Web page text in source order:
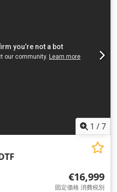
ハンドル - インターフェース:
OMP 60 - 4 番目の
チップコンベア - クーラント
1 /7
€16,999
固定価格 消費税別